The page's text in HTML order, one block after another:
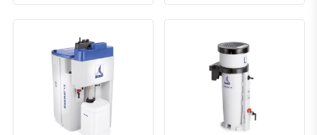
Быстрый просмотр Быстрый просмотрДобавить к сравнению